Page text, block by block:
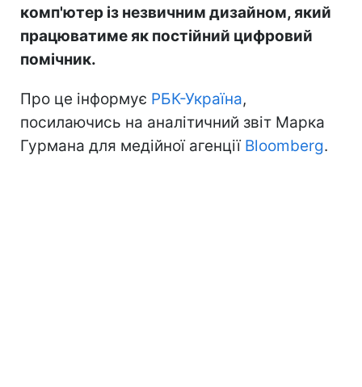
комп'ютер із незвичним дизайном, який
працюватиме як постійний цифровий
помічник.
Про це інформує РБК-Україна,
посилаючись на аналітичний звіт Марка
Гурмана для медійної агенції Bloomberg.